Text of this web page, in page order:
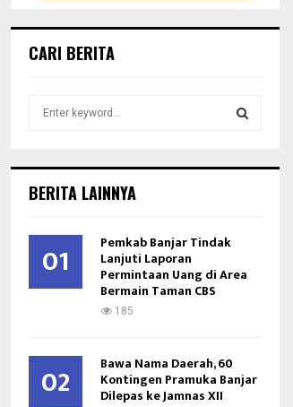
CARI BERITA
h
o
BERITA LAINNYA
01 Pemkab Banjar Tindak
Lanjuti Laporan
Permintaan Uang di Area
Bermain Taman CBS
185
02 Bawa Nama Daerah, 60
Kontingen Pramuka Banjar
Dilepas ke Jamnas XII